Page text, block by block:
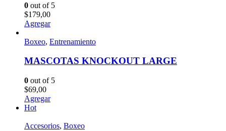
0 out of 5
$179,00
Agregar
Boxeo, Entrenamiento
MASCOTAS KNOCKOUT LARGE
0 out of 5
$69,00
Agregar
Hot
Accesorios, Boxeo